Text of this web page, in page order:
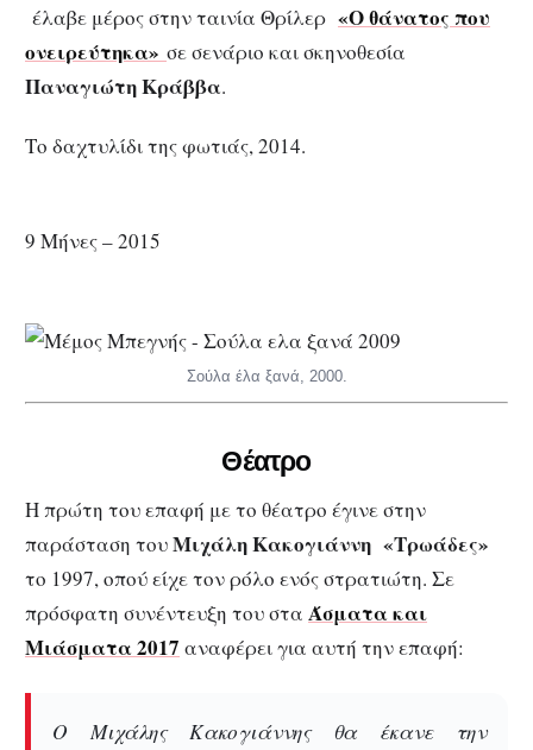
έλαβε μέρος στην ταινία Θρίλερ «Ο θάνατος που
ονειρεύτηκα» σε σενάριο και σκηνοθεσία
Παναγιώτη Κράββα.
Το δαχτυλίδι της φωτιάς, 2014.
9 Μήνες – 2015
Σούλα έλα ξανά, 2000.
Θέατρο
Η πρώτη του επαφή με το θέατρο έγινε στην
παράσταση τουΜιχάλη Κακογιάννη «Τρωάδες»
το 1997, οπού είχε τον ρόλο ενός στρατιώτη. Σε
πρόσφατη συνέντευξη του στα Άσματα και
Μιάσματα 2017 αναφέρει για αυτή την επαφή:
Ο Μιχάλης Κακογιάννης θα έκανε την